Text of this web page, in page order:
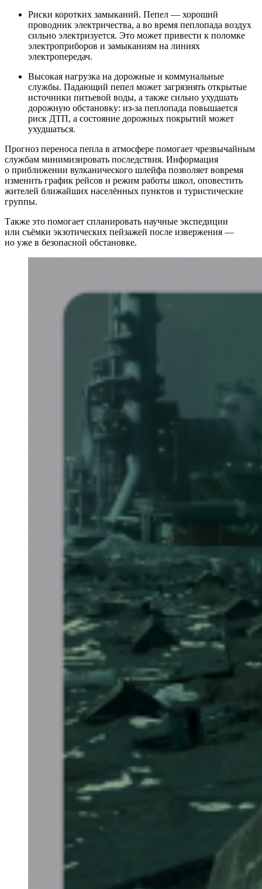
Риски коротких замыканий. Пепел — хороший
проводник электричества, а во время пеплопада воздух
сильно электризуется. Это может привести к поломке
электроприборов и замыканиям на линиях
электропередач.
Высокая нагрузка на дорожные и коммунальные
службы. Падающий пепел может загрязнять открытые
источники питьевой воды, а также сильно ухудшать
дорожную обстановку: из‑за пеплопада повышается
риск ДТП, а состояние дорожных покрытий может
ухудшаться.
Прогноз переноса пепла в атмосфере помогает чрезвычайным
службам минимизировать последствия. Информация
о приближении вулканического шлейфа позволяет вовремя
изменить график рейсов и режим работы школ, оповестить
жителей ближайших населённых пунктов и туристические
группы.
Также это помогает спланировать научные экспедиции
или съёмки экзотических пейзажей после извержения —
но уже в безопасной обстановке.